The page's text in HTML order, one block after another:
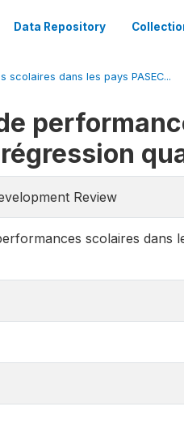
Data Repository
dans les pays PASEC...
régression
Review
scolaires dans